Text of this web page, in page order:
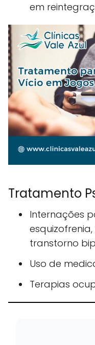
em
Tratamento
Internações
transtorno
Uso de
Terapias